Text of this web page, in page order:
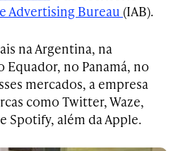
Advertising Bureau (IAB).
na Argentina, na
no Panamá, no
mercados, a empresa
como Twitter, Waze,
Spotify, além da Apple.